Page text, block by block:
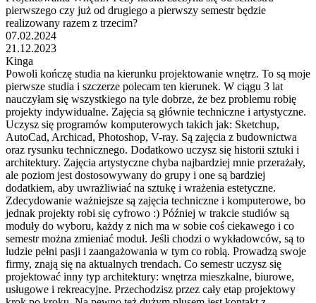
pierwszego czy już od drugiego a pierwszy semestr będzie
realizowany razem z trzecim?
07.02.2024
21.12.2023
Kinga
Powoli kończę studia na kierunku projektowanie wnętrz. To są moje
pierwsze studia i szczerze polecam ten kierunek. W ciągu 3 lat
nauczyłam się wszystkiego na tyle dobrze, że bez problemu robię
projekty indywidualne. Zajęcia są głównie techniczne i artystyczne.
Uczysz się programów komputerowych takich jak: Sketchup,
AutoCad, Archicad, Photoshop, V-ray. Są zajęcia z budownictwa
oraz rysunku technicznego. Dodatkowo uczysz się historii sztuki i
architektury. Zajęcia artystyczne chyba najbardziej mnie przerażały,
ale poziom jest dostosowywany do grupy i one są bardziej
dodatkiem, aby uwrażliwiać na sztukę i wrażenia estetyczne.
Zdecydowanie ważniejsze są zajęcia techniczne i komputerowe, bo
jednak projekty robi się cyfrowo :) Później w trakcie studiów są
moduły do wyboru, każdy z nich ma w sobie coś ciekawego i co
semestr można zmieniać moduł. Jeśli chodzi o wykładowców, są to
ludzie pełni pasji i zaangażowania w tym co robią. Prowadzą swoje
firmy, znają się na aktualnych trendach. Co semestr uczysz się
projektować inny typ architektury: wnętrza mieszkalne, biurowe,
usługowe i rekreacyjne. Przechodzisz przez cały etap projektowy